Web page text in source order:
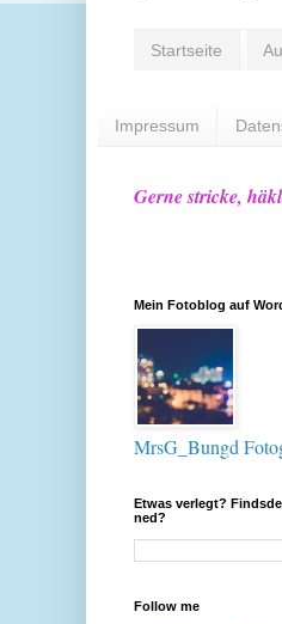
Startseite
Impressum
Gerne stricke,
Mein Fotoblog auf
MrsG_Bungd
Etwas verlegt?
ned?
Follow me